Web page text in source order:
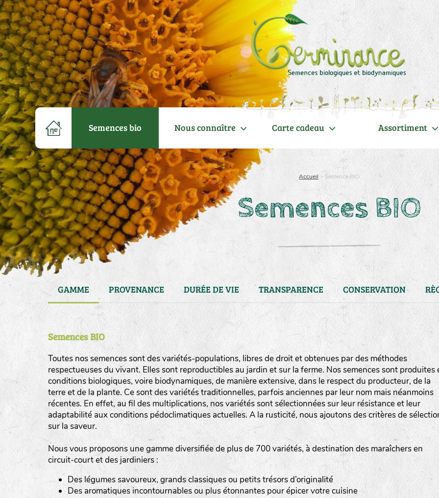
Semences bio Nous connaître Carte cadeau Assortiment
Accueil > Semence BIO
Semences BIO
GAMME PROVENANCE DURÉE DE VIE TRANSPARENCE CONSERVATION
Semences BIO
Toutes nos semences sont des variétés-populations, libres de droit et obtenues par des méthodes
respectueuses du vivant. Elles sont reproductibles au jardin et sur la ferme. Nos semences sont produites
conditions biologiques, voire biodynamiques, de manière extensive, dans le respect du producteur, de la
terre et de la plante. Ce sont des variétés traditionnelles, parfois anciennes par leur nom mais néanmoins
récentes. En effet, au fil des multiplications, nos variétés sont sélectionnées sur leur résistance et leur
adaptabilité aux conditions pédoclimatiques actuelles. A la rusticité, nous ajoutons des critères de
sur la saveur.
Nous vous proposons une gamme diversifiée de plus de 700 variétés, à destination des maraîchers en
circuit-court et des jardiniers :
Des légumes savoureux, grands classiques ou petits trésors d’originalité
Des aromatiques incontournables ou plus étonnantes pour épicer votre cuisine
LA RÉFÉRENCE :F BEL20BPA1A (en haut à
F : Fleurs.
Les autres catégories étant :
E
: Engrais vert
L: Légumes
A: Aromatiques
haies
zone sauvage
mare
tas de compost
fleurs
animaux domestiques